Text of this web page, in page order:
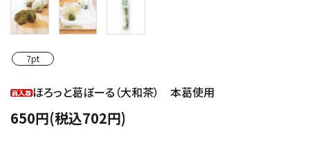
7pt
ほろっと葛ぼーる（大和茶） 本葛使用
650円(税込702円)